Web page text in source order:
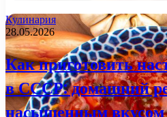
Кулинария
28.05.2026
Как приготовить
в СССР: домашний
насыщенным вкусом